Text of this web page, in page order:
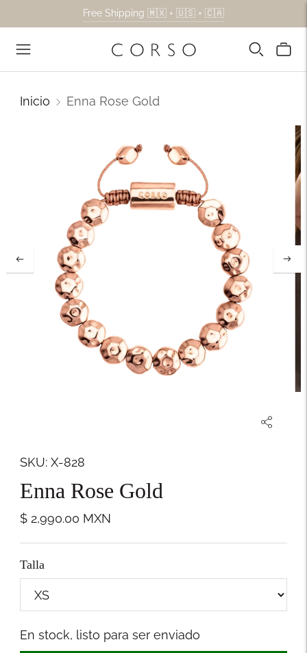
Free Shipping 🇲🇽 + 🇺🇸 + 🇨🇦
Inicio Enna Rose Gold
SKU: X-828
Enna Rose Gold
$ 2,990.00 MXN
Talla
Stock
En stock, listo para ser enviado